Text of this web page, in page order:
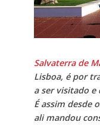
Salvaterra de
Lisboa, é por
a ser visitado e
É assim desde
ali mandou